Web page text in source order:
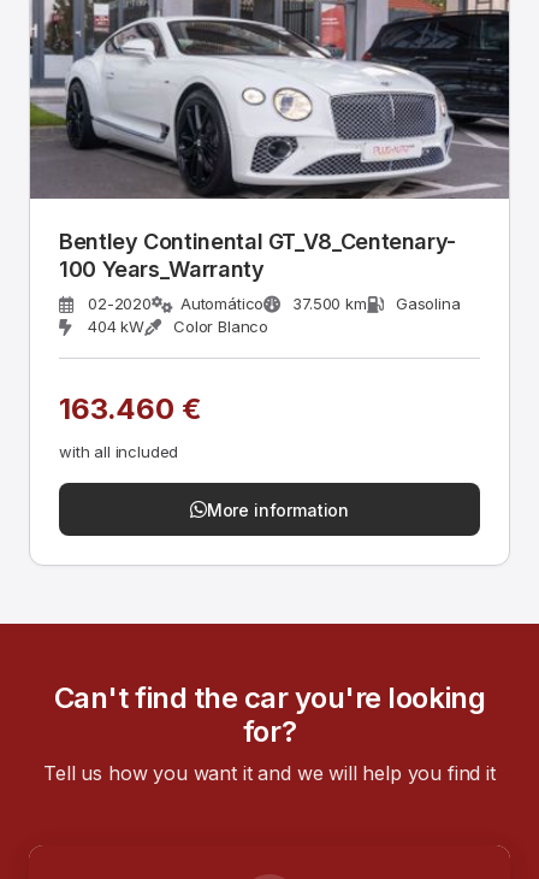
Bentley Continental GT_V8_Centenary-
100 Years_Warranty
02-2020 Automático 37.500 km
Gasolina
404 kW
Color Blanco
163.460 €
with all included
More information
Can't find the car you're looking
for?
Tell us how you want it and we will help you find it